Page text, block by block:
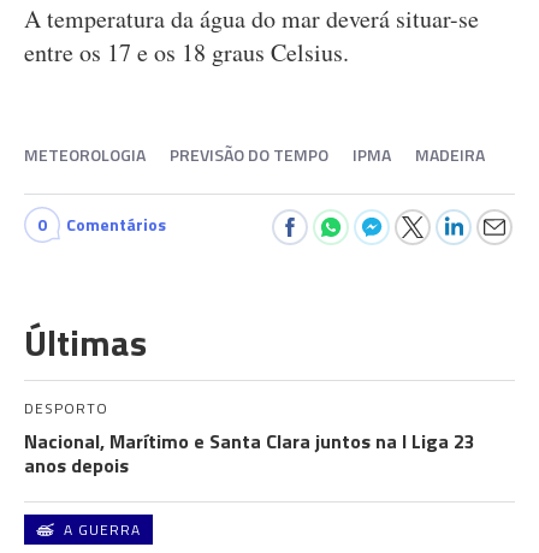
A temperatura da água do mar deverá situar-se
entre os 17 e os 18 graus Celsius.
METEOROLOGIA PREVISÃO DO TEMPO IPMA MADEIRA
0 Comentários
Últimas
DESPORTO
Nacional, Marítimo e Santa Clara juntos na I Liga 23
anos depois
A GUERRA